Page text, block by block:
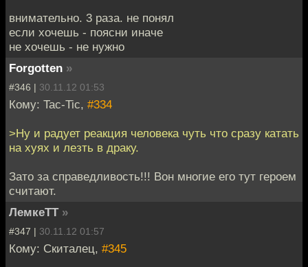
внимательно. 3 раза. не понял
если хочешь - поясни иначе
не хочешь - не нужно
Forgotten »
#346 | 30.11.12 01:53
Кому: Tac-Tic, #334
>Ну и радует реакция человека чуть что сразу катать
на хуях и лезть в драку.
Зато за справедливость!!! Вон многие его тут героем
считают.
ЛемкеТТ »
#347 | 30.11.12 01:57
Кому: Скиталец, #345